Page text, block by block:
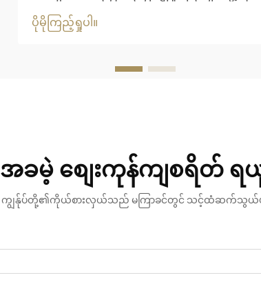
ဆီးကန့်များနှင့် အဆောက်အဦပုံစံများတွင်
ပြန်လည်နုပျိုမှုသည် အလှအပဆိုင်ရာ
ပိုမိုကြည့်ရှုပါ။
အခမဲ့ စျေးကုန်ကျစရိတ် ရယူ
ကျွန်ုပ်တို့၏ကိုယ်စားလှယ်သည် မကြာခင်တွင် သင့်ထံဆက်သွယ်ပ